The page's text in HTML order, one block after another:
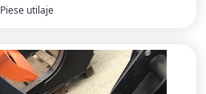
Piese utilaje